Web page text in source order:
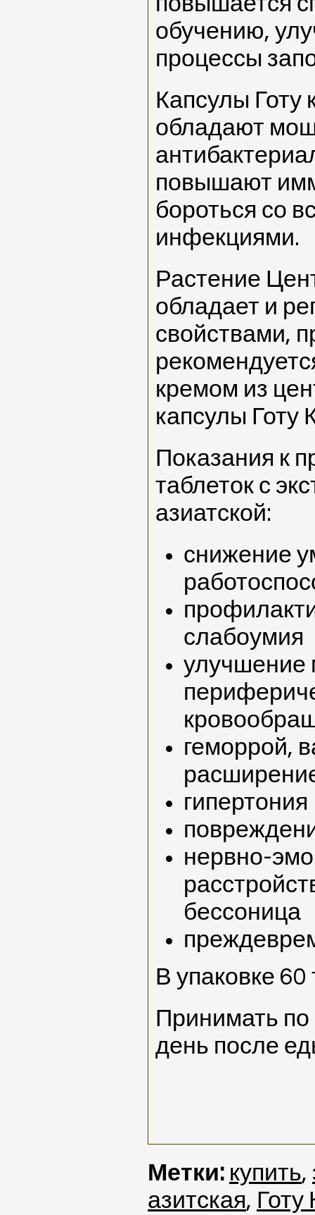
обучению,
процессы
Капсулы Готу
обладают
повышают
бороться со
инфекциями.
Растение
обладает и
свойствами,
кремом из
капсулы Готу
Показания к
таблеток с
азиатской:
снижение
слабоумия
улучшение
геморрой,
гипертония
нервно-
бессоница
В упаковке 60
Принимать по
день после
Метки: купить,
азитская, Готу